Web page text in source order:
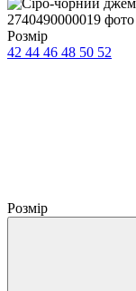
Розмір
42 44 46 48 50 52
Розмір